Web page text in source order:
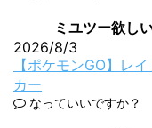
ミユツー欲し
2026/8/3
【ポケモンGO】レ
カー
なっていいですか？